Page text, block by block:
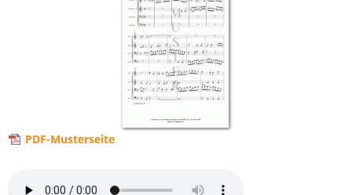
PDF-Musterseite